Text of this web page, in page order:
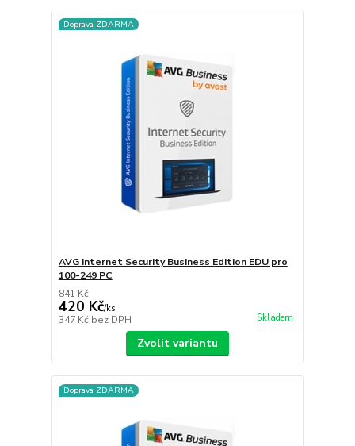
Doprava ZDARMA
AVG Internet Security Business Edition EDU pro
100-249 PC
841 Kč
420 Kč/ks
347 Kč bez DPH Skladem
Zvolit variantu
Doprava ZDARMA